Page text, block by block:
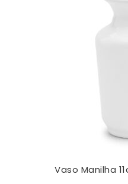
Vaso Manilha